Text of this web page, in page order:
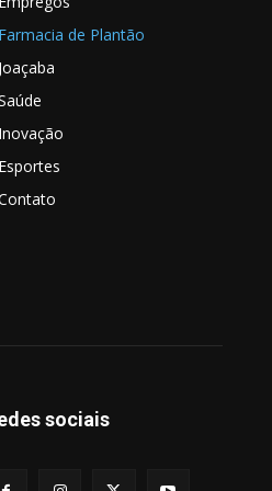
Farmacia de Plantão
Joaçaba
Inovação
Esportes
sociais